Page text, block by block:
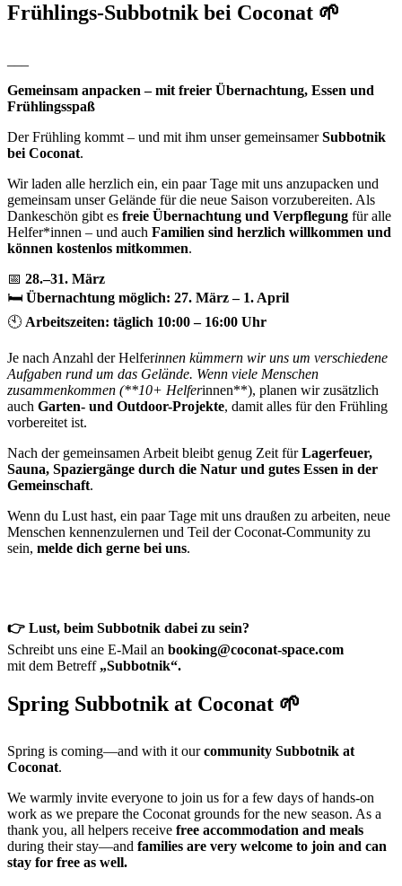
Frühlings-Subbotnik bei Coconat 🌱
Gemeinsam anpacken – mit freier Übernachtung, Essen und
Frühlingsspaß
Der Frühling kommt – und mit ihm unser gemeinsamerSubbotnik
bei Coconat.
Wir laden alle herzlich ein, ein paar Tage mit uns anzupacken und
gemeinsam unser Gelände für die neue Saison vorzubereiten. Als
Dankeschön gibt es freie Übernachtung und Verpflegung für alle
Helfer*innen – und auch Familien sind herzlich willkommen und
können kostenlos mitkommen.
📅 28.–31. März
🛏 Übernachtung möglich: 27. März – 1. April
🕙 Arbeitszeiten: täglich 10:00 – 16:00 Uhr
Je nach Anzahl der Helferinnen kümmern wir uns um verschiedene
Aufgaben rund um das Gelände. Wenn viele Menschen
zusammenkommen (**10+ Helferinnen**), planen wir zusätzlich
auch Garten- und Outdoor-Projekte, damit alles für den Frühling
vorbereitet ist.
Nach der gemeinsamen Arbeit bleibt genug Zeit fürLagerfeuer,
Sauna, Spaziergänge durch die Natur und gutes Essen in der
Gemeinschaft.
Wenn du Lust hast, ein paar Tage mit uns draußen zu arbeiten, neue
Menschen kennenzulernen und Teil der Coconat-Community zu
sein, melde dich gerne bei uns.
👉 Lust, beim Subbotnik dabei zu sein?
Schreibt uns eine E-Mail an booking@coconat-space.com
mit dem Betreff „Subbotnik“.
Spring Subbotnik at Coconat 🌱
Spring is coming—and with it ourcommunity Subbotnik at
Coconat.
We warmly invite everyone to join us for a few days of hands-on
work as we prepare the Coconat grounds for the new season. As a
thank you, all helpers receive free accommodation and meals
during their stay—and families are very welcome to join and can
stay for free as well.